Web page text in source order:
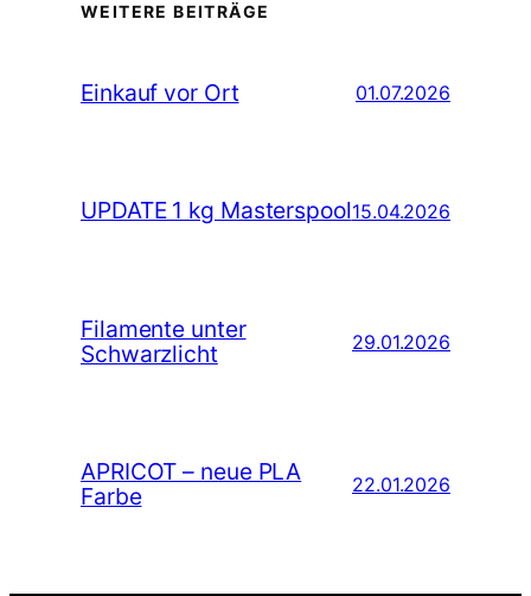
WEITERE BEITRÄGE
Einkauf vor Ort 01.07.2026
UPDATE 1 kg Masterspool15.04.2026
Filamente unter
Schwarzlicht
29.01.2026
APRICOT – neue PLA
Farbe
22.01.2026